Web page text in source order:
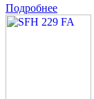
Подробнее